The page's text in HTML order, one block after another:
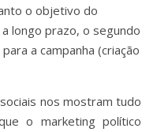
o objetivo do
longo prazo, o segundo
a campanha (criação
nos mostram tudo
o marketing político